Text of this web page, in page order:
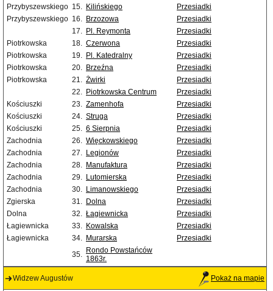
Przybyszewskiego 15. Kilińskiego
Przesiadki
Przybyszewskiego 16. Brzozowa
Przesiadki
17. Pl. Reymonta
Przesiadki
Piotrkowska
18. Czerwona
Przesiadki
Piotrkowska
19. Pl. Katedralny
Przesiadki
Piotrkowska
20. Brzeźna
Przesiadki
Piotrkowska
21. Żwirki
Przesiadki
22. Piotrkowska Centrum
Przesiadki
Kościuszki
23. Zamenhofa
Przesiadki
Kościuszki
24. Struga
Przesiadki
Kościuszki
25. 6 Sierpnia
Przesiadki
Zachodnia
26. Więckowskiego
Przesiadki
Zachodnia
27. Legionów
Przesiadki
Zachodnia
28. Manufaktura
Przesiadki
Zachodnia
29. Lutomierska
Przesiadki
Zachodnia
30. Limanowskiego
Przesiadki
Zgierska
31. Dolna
Przesiadki
Dolna
32. Łagiewnicka
Przesiadki
Łagiewnicka
33. Kowalska
Przesiadki
Łagiewnicka
34. Murarska
Przesiadki
35. Rondo Powstańców
1863r.
Widzew Augustów Pokaż na mapie